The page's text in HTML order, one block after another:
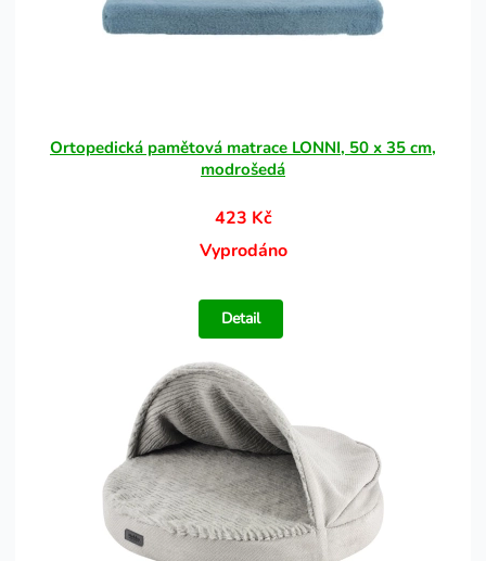
Ortopedická pamětová matrace LONNI, 50 x 35 cm,
modrošedá
423 Kč
Vyprodáno
Detail